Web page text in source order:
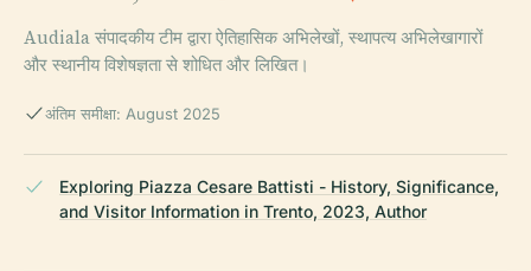
Audiala संपादकीय टीम द्वारा ऐतिहासिक अभिलेखों, स्थापत्य अभिलेखागारों
और स्थानीय विशेषज्ञता से शोधित और लिखित।
अंतिम समीक्षा: August 2025
Exploring Piazza Cesare Battisti - History, Significance,
and Visitor Information in Trento, 2023, Author